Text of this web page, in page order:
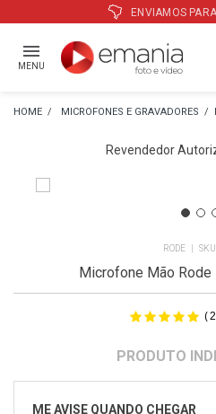
ATÉ
MENU
MICROFONES E GRAVADORES
Revendedor
RODE
Microfone Mão Rode
(2